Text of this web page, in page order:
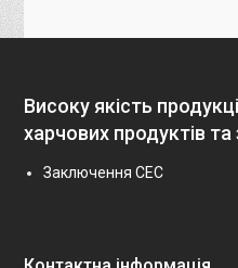
Високу якість
харчових продуктів
Заключення СЕC